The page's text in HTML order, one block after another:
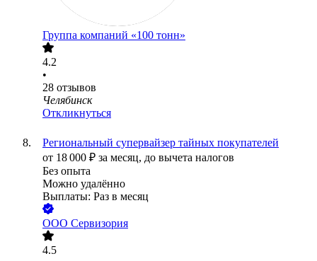
Группа компаний «100 тонн»
4.2
•
28 отзывов
Челябинск
Откликнуться
Региональный супервайзер тайных покупателей
от 18 000 ₽ за месяц, до вычета налогов
Без опыта
Можно удалённо
Выплаты: Раз в месяц
ООО Сервизория
4.5